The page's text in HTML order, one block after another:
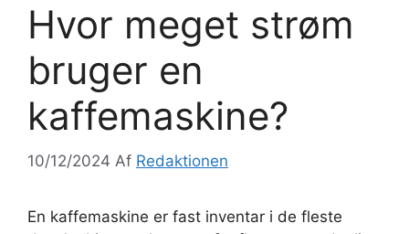
Hvor meget strøm
bruger en
kaffemaskine?
10/12/2024 Af Redaktionen
En kaffemaskine er fast inventar i de fleste